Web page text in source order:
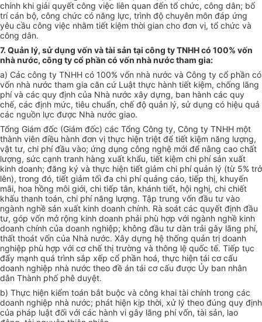
chính khi giải quyết công việc liên quan đến tổ chức, công dân; bố
trí cán bộ, công chức có năng lực, trình độ chuyên môn đáp ứng
yêu cầu công việc nhằm tiết kiệm thời gian cho đơn vị, tổ chức và
công dân.
7. Quản lý, sử dụng vốn và tài sản tại công ty TNHH có 100% vốn
nhà nước, công ty cổ phần có vốn nhà nước tham gia:
a) Các công ty TNHH có 100% vốn nhà nước và Công ty cổ phần có
vốn nhà nước tham gia căn cứ Luật thực hành tiết kiệm, chống lãng
phí và các quy định của Nhà nước xây dựng, ban hành các quy
chế, các định mức, tiêu chuẩn, chế độ quản lý, sử dụng có hiệu quả
các nguồn lực được Nhà nước giao.
Tổng Giám đốc (Giám đốc) các Tổng Công ty, Công ty TNHH một
thành viên điều hành đơn vị thực hiện triệt để tiết kiệm năng lượng,
vật tư, chi phí đầu vào; ứng dụng công nghệ mới để nâng cao chất
lượng, sức cạnh tranh hàng xuất khẩu, tiết kiệm chi phí sản xuất
kinh doanh; đăng ký và thực hiện tiết giảm chi phí quản lý (từ 5% trở
lên), trong đó, tiết giảm tối đa chi phí quảng cáo, tiếp thị, khuyến
mãi, hoa hồng môi giới, chi tiếp tân, khánh tiết, hội nghị, chi chiết
khấu thanh toán, chi phí năng lượng. Tập trung vốn đầu tư vào
ngành nghề sản xuất kinh doanh chính. Rà soát các quyết định đầu
tư, góp vốn mở rộng kinh doanh phải phù hợp với ngành nghề kinh
doanh chính của doanh nghiệp; không đầu tư dàn trải gây lãng phí,
thất thoát vốn của Nhà nước. Xây dựng hệ thống quản trị doanh
nghiệp phù hợp với cơ chế thị trường và thông lệ quốc tế. Tiếp tục
đẩy mạnh quá trình sắp xếp cổ phần hoá, thực hiện tái cơ cấu
doanh nghiệp nhà nước theo đề án tái cơ cấu được Ủy ban nhân
dân Thành phố phê duyệt.
b) Thực hiện kiểm toán bắt buộc và công khai tài chính trong các
doanh nghiệp nhà nước; phát hiện kịp thời, xử lý theo đúng quy định
của pháp luật đối với các hành vi gây lãng phí vốn, tài sản, lao